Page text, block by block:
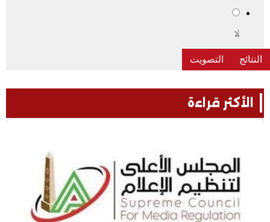
لا
الأكثر قراءة